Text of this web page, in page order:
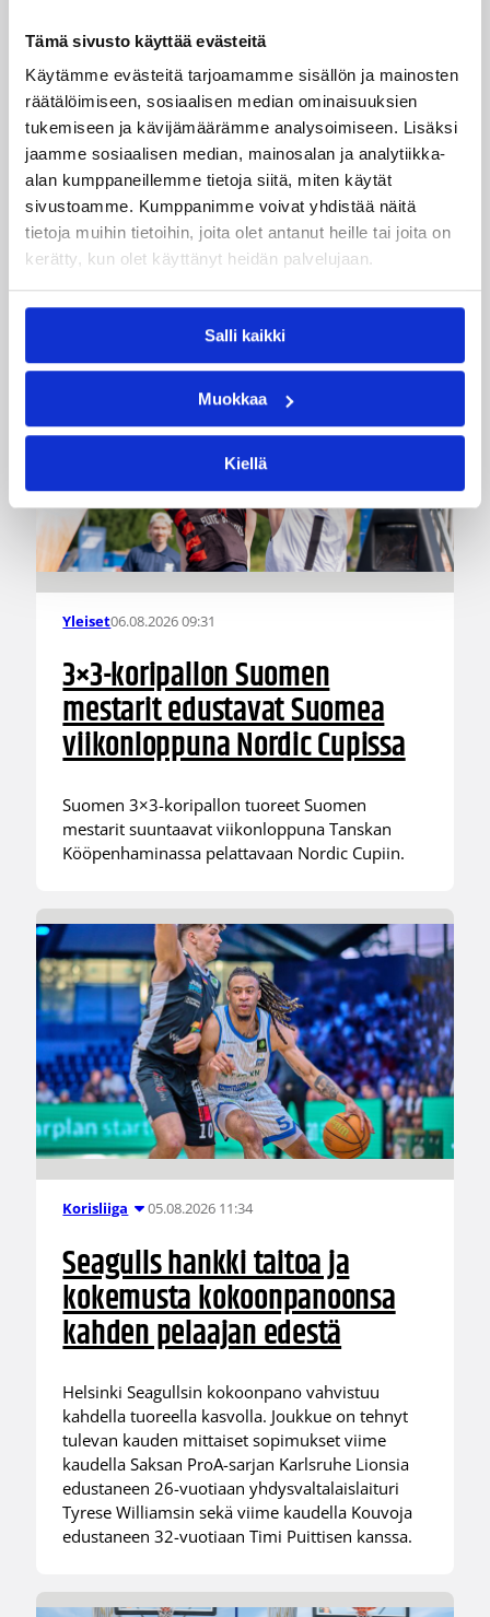
Tämä sivusto käyttää evästeitä
Käytämme evästeitä tarjoamamme sisällön ja mainosten
räätälöimiseen, sosiaalisen median ominaisuuksien
tukemiseen ja kävijämäärämme analysoimiseen. Lisäksi
jaamme sosiaalisen median, mainosalan ja analytiikka-
alan kumppaneillemme tietoja siitä, miten käytät
sivustoamme. Kumppanimme voivat yhdistää näitä
tietoja muihin tietoihin, joita olet antanut heille tai joita on
kerätty, kun olet käyttänyt heidän palvelujaan.
Salli kaikki
Muokkaa
Kiellä
Edulliset liput Susijengin ja
Susiladiesin elokuun
kotimaaotteluihin nyt
myynnissä
Susiladiesin elokuun kotiturnaus ja Susijengin
Islanti-kotimaaottelu lähestyvät. Susijengin MM-
jatkokarsintaotteluun Ruotsia vastaan on
puolestaan enää jäljellä kourallinen vierekkäisiä
paikkoja.
Yleiset06.08.2026 09:31
3×3-koripallon Suomen
mestarit edustavat Suomea
viikonloppuna Nordic Cupissa
Suomen 3×3-koripallon tuoreet Suomen
mestarit suuntaavat viikonloppuna Tanskan
Kööpenhaminassa pelattavaan Nordic Cupiin.
Korisliiga 05.08.2026 11:34
Seagulls hankki taitoa ja
kokemusta kokoonpanoonsa
kahden pelaajan edestä
Helsinki Seagullsin kokoonpano vahvistuu
kahdella tuoreella kasvolla. Joukkue on tehnyt
tulevan kauden mittaiset sopimukset viime
kaudella Saksan ProA-sarjan Karlsruhe Lionsia
edustaneen 26-vuotiaan yhdysvaltalaislaituri
Tyrese Williamsin sekä viime kaudella Kouvoja
edustaneen 32-vuotiaan Timi Puittisen kanssa.